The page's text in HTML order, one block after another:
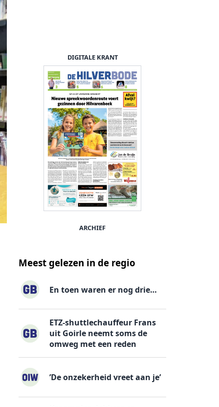
DIGITALE KRANT
ARCHIEF
Meest gelezen in de regio
En toen waren er nog drie…
ETZ-shuttlechauffeur Frans
uit Goirle neemt soms de
omweg met een reden
’De onzekerheid vreet aan je’